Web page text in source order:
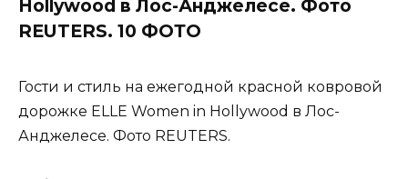
Hollywood в Лос-Анджелесе. Фото
REUTERS. 10 ФОТО
Гости и стиль на ежегодной красной ковровой
дорожке ELLE Women in Hollywood в Лос-
Анджелесе. Фото REUTERS.